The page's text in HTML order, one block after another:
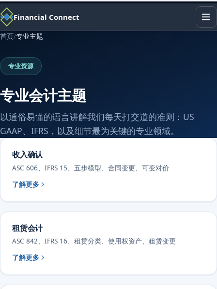
Financial Connect
首页/专业主题
专业资源
专业会计主题
以通俗易懂的语言讲解我们每天打交道的准则：US
GAAP、IFRS，以及细节最为关键的专业领域。
收入确认
ASC 606、IFRS 15、五步模型、合同变更、可变对价
了解更多
租赁会计
ASC 842、IFRS 16、租赁分类、使用权资产、租赁变更
了解更多